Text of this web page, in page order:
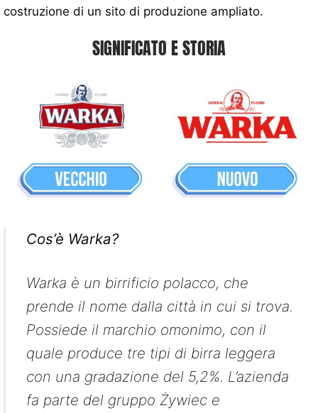
costruzione di un sito di produzione ampliato.
SIGNIFICATO E STORIA
Cos’è Warka?
Warka è un birrificio polacco, che
prende il nome dalla città in cui si trova.
Possiede il marchio omonimo, con il
quale produce tre tipi di birra leggera
con una gradazione del 5,2%. L’azienda
fa parte del gruppo Żywiec e